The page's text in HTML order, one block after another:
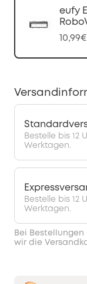
eufy
10,99€
Bestelle bis 12
Werktagen.
Bestelle bis 12
Werktagen.
Bei
wir die